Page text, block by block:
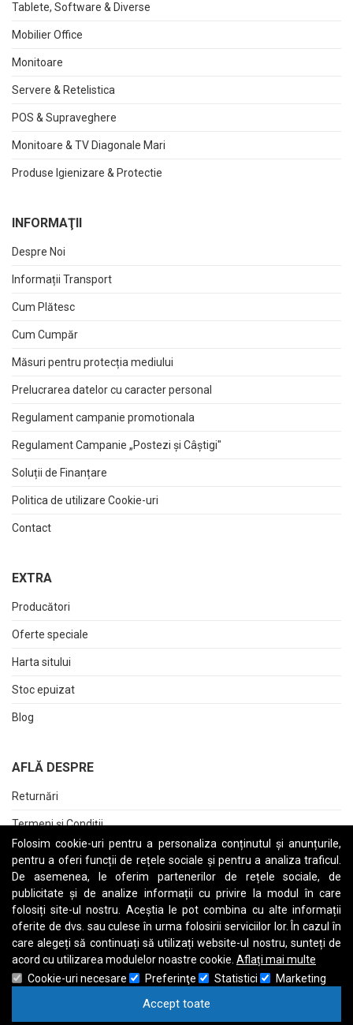
Folosim cookie-uri pentru a personaliza conținutul și anunțurile,
pentru a oferi funcții de rețele sociale și pentru a analiza traficul.
De asemenea, le oferim partenerilor de rețele sociale, de
publicitate și de analize informații cu privire la modul în care
folosiți site-ul nostru. Aceștia le pot combina cu alte informații
oferite de dvs. sau culese în urma folosirii serviciilor lor. În cazul în
care alegeți să continuați să utilizați website-ul nostru, sunteți de
acord cu utilizarea modulelor noastre cookie. Aflați mai multe
Cookie-uri necesare
Preferinţe Statistici Marketing
Accept toate
Tablete, Software & Diverse
Mobilier Office
Monitoare
Servere & Retelistica
POS & Supraveghere
Monitoare & TV Diagonale Mari
Produse Igienizare & Protectie
INFORMAŢII
Despre Noi
Informații Transport
Cum Plătesc
Cum Cumpăr
Măsuri pentru protecția mediului
Prelucrarea datelor cu caracter personal
Regulament campanie promotionala
Regulament Campanie „Postezi și Câștigi"
Soluții de Finanțare
Politica de utilizare Cookie-uri
Contact
EXTRA
Producători
Oferte speciale
Harta sitului
Stoc epuizat
Blog
AFLĂ DESPRE
Returnări
Termeni și Condiții
Raport date personale
Cerere stergere cont
ABCDEFGHIJKLMNOPQRSTUV WXYZ